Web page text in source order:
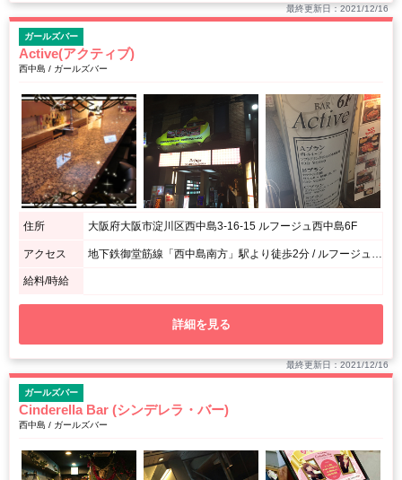
最終更新日：2021/12/16
ガールズバー
Active(アクティブ)
西中島 / ガールズバー
住所 大阪府大阪市淀川区西中島3-16-15 ルフージュ西中島6F
アクセス
給料/時給
詳細を見る
最終更新日：2021/12/16
ガールズバー
Cinderella Bar (シンデレラ・バー)
西中島 / ガールズバー